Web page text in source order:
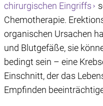
chirurgischen Eingriffs
Chemotherapie.
organischen Ursachen
und Blutgefäße, sie
bedingt sein – eine
Einschnitt, der das
Empfinden